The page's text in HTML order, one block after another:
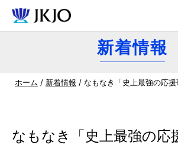
新着情報
ホーム / 新着情報 / なもなき「史上最強の応
なもなき「史上最強の応